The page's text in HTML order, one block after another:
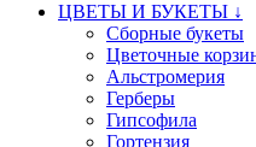
ЦВЕТЫ И БУКЕТЫ ↓
Сборные букеты
Цветочные
Альстромерия
Герберы
Гипсофила
Гортензия​